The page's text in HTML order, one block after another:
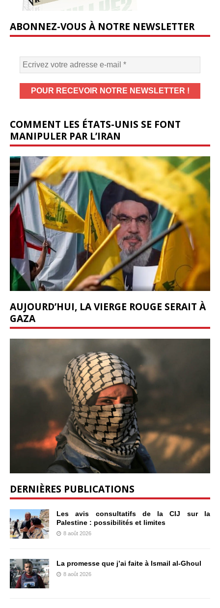
ABONNEZ-VOUS À NOTRE NEWSLETTER
COMMENT LES ÉTATS-UNIS SE FONT
MANIPULER PAR L’IRAN
AUJOURD’HUI, LA VIERGE ROUGE SERAIT À
GAZA
DERNIÈRES PUBLICATIONS
Les avis consultatifs de la CIJ sur la
Palestine : possibilités et limites
8 août 2026
La promesse que j’ai faite à Ismail al-Ghoul
8 août 2026